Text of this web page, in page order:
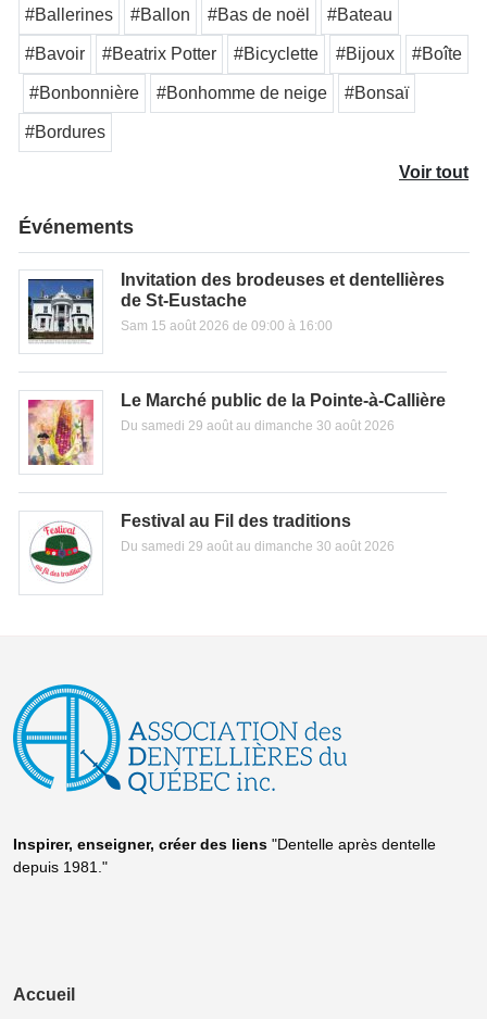
#Ballerines #Ballon #Bas de noël #Bateau
#Bavoir #Beatrix Potter #Bicyclette #Bijoux #Boîte
#Bonbonnière #Bonhomme de neige #Bonsaï
#Bordures
Voir tout
Événements
Invitation des brodeuses et dentellières
de St-Eustache
Sam 15 août 2026 de 09:00 à 16:00
Le Marché public de la Pointe-à-Callière
Du samedi 29 août au dimanche 30 août 2026
Festival au Fil des traditions
Du samedi 29 août au dimanche 30 août 2026
Inspirer, enseigner, créer des liens "Dentelle après dentelle
depuis 1981."
Accueil